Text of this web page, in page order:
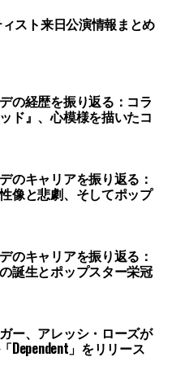
スト来日公演情報まとめ
の経歴を振り返る：コラ
ド』、心模様を描いたコ
のキャリアを振り返る：
像と悲劇、そしてポップ
のキャリアを振り返る：
誕生とポップスター栄冠
ー、アレッシ・ローズが
Dependent」をリリース